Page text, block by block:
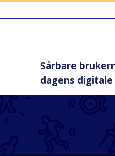
Sårbare
dagens